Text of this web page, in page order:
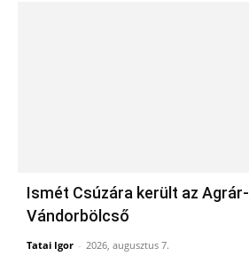
Ismét Csúzára került az Agrár-
Vándorbölcső
Tatai Igor - 2026, augusztus 7.